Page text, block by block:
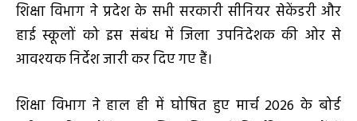
शिक्षा विभाग ने प्रदेश के सभी सरकारी सीनियर सेकेंडरी और
हाई स्कूलों को इस संबंध में जिला उपनिदेशक की ओर से
आवश्यक निर्देश जारी कर दिए गए हैं।
शिक्षा विभाग ने हाल ही में घोषित हुए मार्च 2026 के बोर्ड